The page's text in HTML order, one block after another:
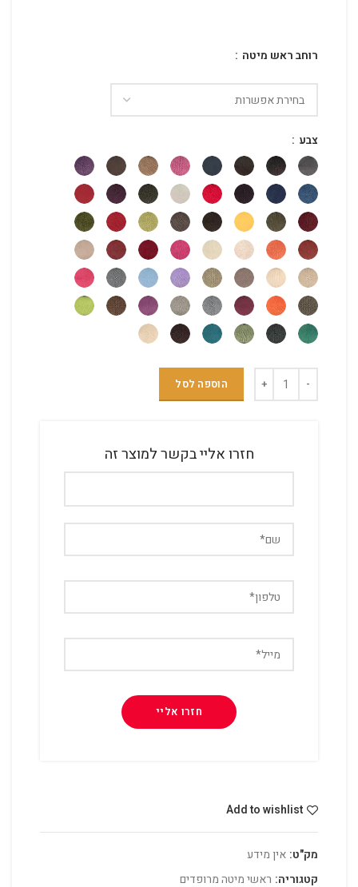
רוחב ראש מיטה
צבע
הוספה לסל
חזרו אליי בקשר למוצר זה
Add to wishlist
מק"ט: אין מידע
קטגוריה: ראשי מיטה מרופדים